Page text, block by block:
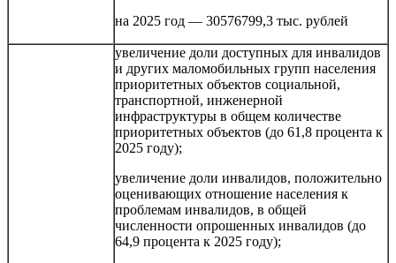
на 2025 год — 30576799,3 тыс. рублей
увеличение доли доступных для инвалидов
и других маломобильных групп населения
приоритетных объектов социальной,
транспортной, инженерной
инфраструктуры в общем количестве
приоритетных объектов (до 61,8 процента к
2025 году);
увеличение доли инвалидов, положительно
оценивающих отношение населения к
проблемам инвалидов, в общей
численности опрошенных инвалидов (до
64,9 процента к 2025 году);